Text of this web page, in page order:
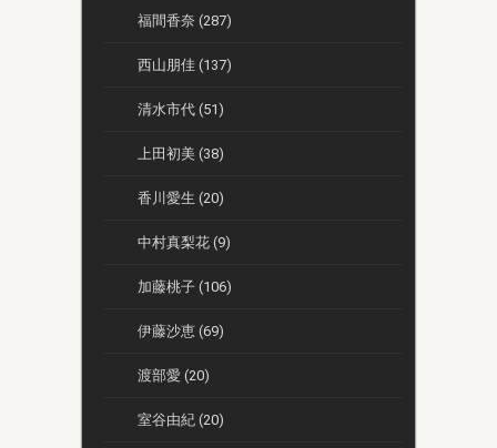
福間香奈 (287)
西山朋佳 (137)
清水市代 (51)
上田初美 (38)
香川愛生 (20)
中村真梨花 (9)
加藤桃子 (106)
伊藤沙恵 (69)
渡部愛 (20)
室谷由紀 (20)